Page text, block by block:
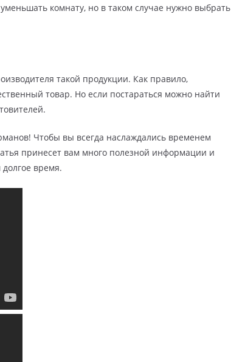
комнату, но в таком случае нужно выбрать
такой продукции. Как правило,
товар. Но если постараться можно найти
Чтобы вы всегда наслаждались временем
принесет вам много полезной информации и
время.